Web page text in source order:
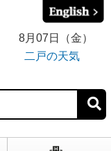
8月07日（金）
二戸の天気